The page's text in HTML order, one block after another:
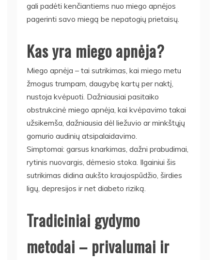
gali padėti kenčiantiems nuo miego apnėjos
pagerinti savo miegą be nepatogių prietaisų.
Kas yra miego apnėja?
Miego apnėja – tai sutrikimas, kai miego metu
žmogus trumpam, daugybę kartų per naktį,
nustoja kvėpuoti. Dažniausiai pasitaiko
obstrukcinė miego apnėja, kai kvėpavimo takai
užsikemša, dažniausia dėl liežuvio ar minkštųjų
gomurio audinių atsipalaidavimo.
Simptomai: garsus knarkimas, dažni prabudimai,
rytinis nuovargis, dėmesio stoka. Ilgainiui šis
sutrikimas didina aukšto kraujospūdžio, širdies
ligų, depresijos ir net diabeto riziką.
Tradiciniai gydymo
metodai – privalumai ir